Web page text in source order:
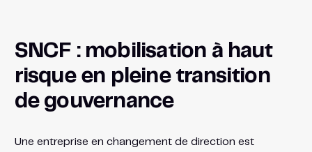
SNCF : mobilisation à haut
risque en pleine transition
de gouvernance
Une entreprise en changement de direction est